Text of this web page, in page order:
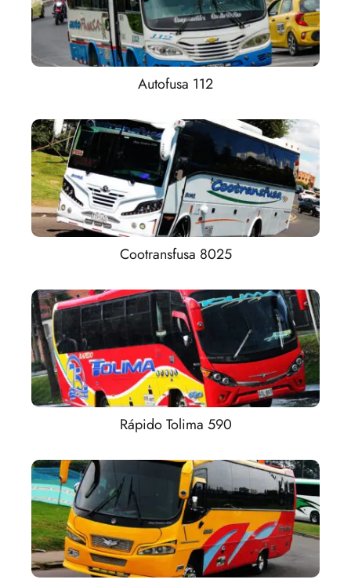
Autofusa 112
Cootransfusa 8025
Rápido Tolima 590